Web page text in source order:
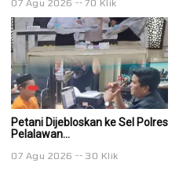
07 Agu 2026 70 Klik
Petani Dijebloskan ke Sel Polres
Pelalawan...
07 Agu 2026 30 Klik